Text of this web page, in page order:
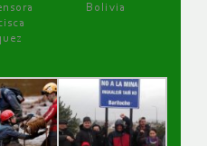
Bolivia